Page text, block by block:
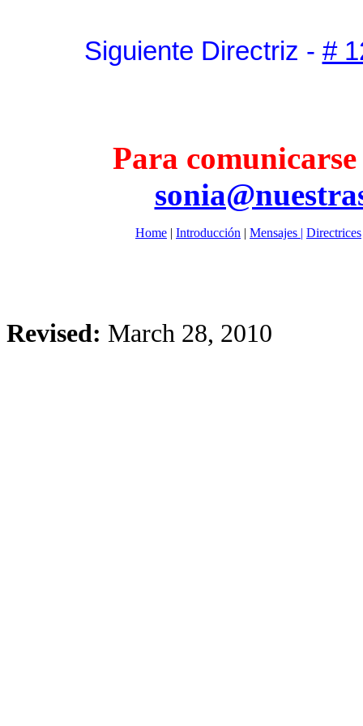
Siguiente Directriz - #
Para
Home | Introducción | Mensajes | Directrices
Revised: March 28, 2010